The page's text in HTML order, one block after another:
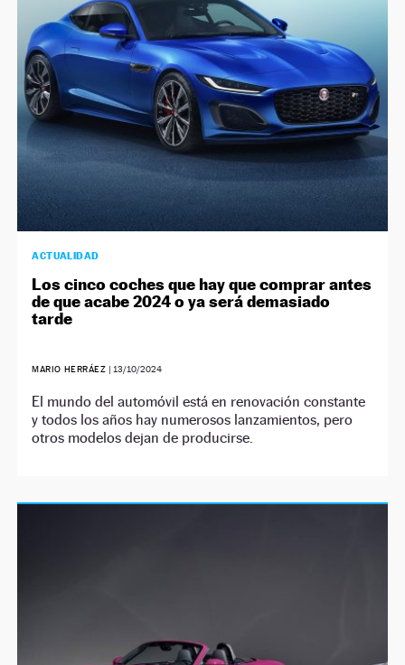
NEWSLETTER
SÍGUENOS
ACTUALIDAD
Los cinco coches que hay que comprar antes
de que acabe 2024 o ya será demasiado
tarde
MARIO HERRÁEZ | 13/10/2024
El mundo del automóvil está en renovación constante
y todos los años hay numerosos lanzamientos, pero
otros modelos dejan de producirse.